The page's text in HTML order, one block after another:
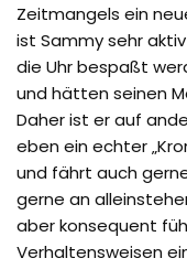
Zeitmangels ein
ist Sammy sehr
die Uhr bespaßt
und hätten seinen
Daher ist er auf
eben ein echter
und fährt auch
gerne an
aber konsequent
Verhaltensweisen